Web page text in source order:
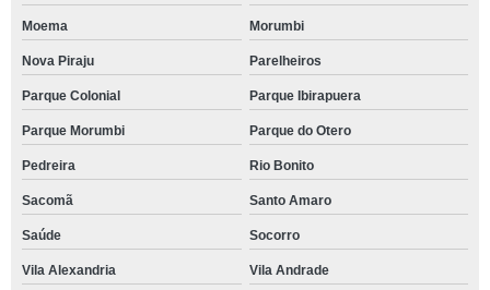
Moema Morumbi
Nova Piraju Parelheiros
Parque Colonial Parque Ibirapuera
Parque Morumbi Parque do Otero
Pedreira Rio Bonito
Sacomã Santo Amaro
Saúde Socorro
Vila Alexandria Vila Andrade